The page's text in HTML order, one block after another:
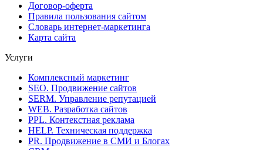
Договор-оферта
Правила пользования сайтом
Словарь интернет-маркетинга
Карта сайта
Услуги
Комплексный маркетинг
SEO. Продвижение сайтов
SERM. Управление репутацией
WEB. Разработка сайтов
PPL. Контекстная реклама
HELP. Техническая поддержка
PR. Продвижение в СМИ и Блогах